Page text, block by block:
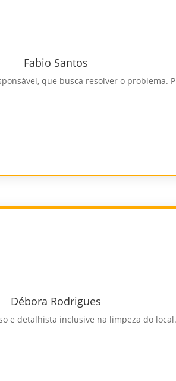
Fabio Santos
que busca resolver o problema.
Débora Rodrigues
e detalhista inclusive na limpeza do